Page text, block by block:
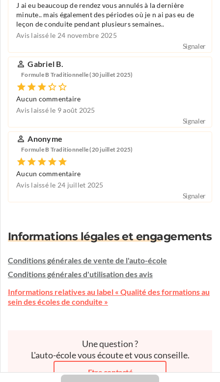
J ai eu beaucoup de rendez vous annulés à la dernière
minute.. mais également des périodes où je n ai pas eu de
leçon de conduite pendant plusieurs semaines..
Avis laissé le 24 novembre 2025
Signaler
Gabriel B.
Formule B Traditionnelle (30 juillet 2025)
Aucun commentaire
Avis laissé le 9 août 2025
Signaler
Anonyme
Formule B Traditionnelle (20 juillet 2025)
Aucun commentaire
Avis laissé le 24 juillet 2025
Signaler
Informations légales et engagements
Conditions générales de vente de l'auto-école
Conditions générales d'utilisation des avis
Informations relatives au label « Qualité des formations au
sein des écoles de conduite »
Une question ?
L'auto-école vous écoute et vous conseille.
Etre contacté